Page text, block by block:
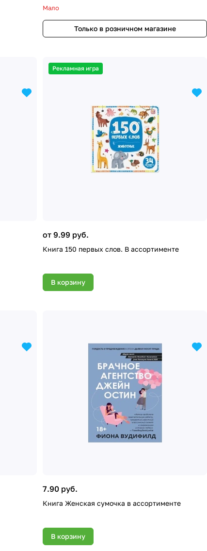
Мало
Только в розничном магазине
Рекламная игра
от 9.99 руб.
Книга 150 первых слов. В ассортименте
В корзину
7.90 руб.
Книга Женская сумочка в ассортименте
В корзину